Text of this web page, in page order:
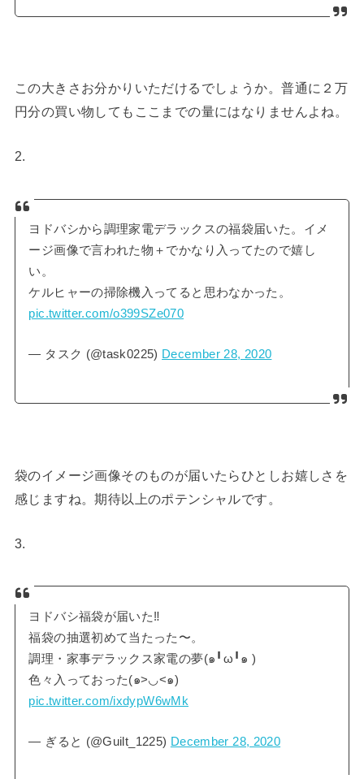
この大きさお分かりいただけるでしょうか。普通に２万
円分の買い物してもここまでの量にはなりませんよね。
2.
ヨドバシから調理家電デラックスの福袋届いた。イメ
ージ画像で言われた物＋でかなり入ってたので嬉し
い。
ケルヒャーの掃除機入ってると思わなかった。
pic.twitter.com/o399SZe070
— タスク (@task0225) December 28, 2020
袋のイメージ画像そのものが届いたらひとしお嬉しさを
感じますね。期待以上のポテンシャルです。
3.
ヨドバシ福袋が届いた‼︎
福袋の抽選初めて当たった〜。
調理・家事デラックス家電の夢(๑╹ω╹๑ )
色々入っておった(๑>◡<๑)
pic.twitter.com/ixdypW6wMk
— ぎると (@Guilt_1225) December 28, 2020